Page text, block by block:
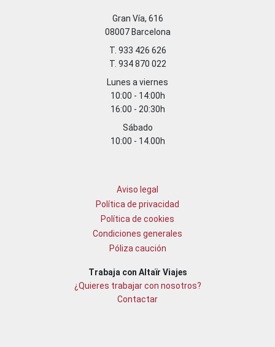
Gran Vía, 616
08007 Barcelona
T. 933 426 626
T. 934 870 022
Lunes a viernes
10:00 - 14:00h
16:00 - 20:30h
Sábado
10:00 - 14.00h
Aviso legal
Política de privacidad
Política de cookies
Condiciones generales
Póliza caución
Trabaja con Altaïr Viajes
¿Quieres trabajar con nosotros?
Contactar